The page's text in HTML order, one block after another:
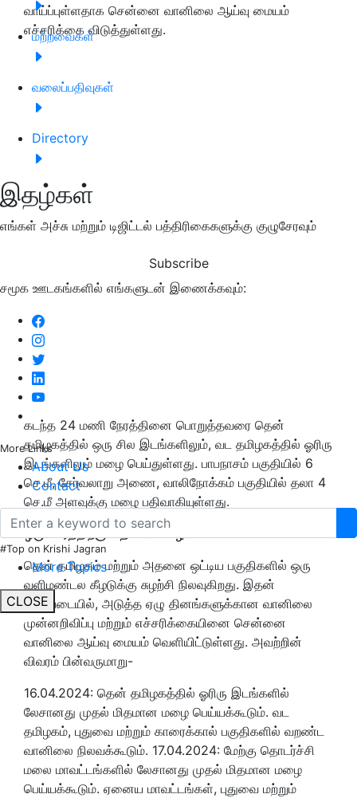
மற்றவைகள்
வலைப்பதிவுகள்
Directory
இதழ்கள்
எங்கள் அச்சு மற்றும் டிஜிட்டல் பத்திரிகைகளுக்கு குழுசேரவும்
Subscribe
சமூக ஊடகங்களில் எங்களுடன் இணைக்கவும்:
More Links
About Us
Contact
#Top on Krishi Jagran
More Topics
CLOSE
வாய்ப்புள்ளதாக சென்னை வானிலை ஆய்வு மையம்
எச்சரிக்கை விடுத்துள்ளது.
கடந்த 24 மணி நேரத்தினை பொறுத்தவரை தென்
தமிழகத்தில் ஒரு சில இடங்களிலும், வட தமிழகத்தில் ஓரிரு
இடங்களிலும் மழை பெய்துள்ளது. பாபநாசம் பகுதியில் 6
செ.மீ, சேர்வலாறு அணை, வாலிநோக்கம் பகுதியில் தலா 4
செ.மீ அளவுக்கு மழை பதிவாகியுள்ளது.
ஒரு வாரத்திற்கு மிதமான மழை:
தென் தமிழகம் மற்றும் அதனை ஒட்டிய பகுதிகளில் ஒரு
வளிமண்டல கீழடுக்கு சுழற்சி நிலவுகிறது. இதன்
அடிப்படையில், அடுத்த ஏழு தினங்களுக்கான வானிலை
முன்னறிவிப்பு மற்றும் எச்சரிக்கையினை சென்னை
வானிலை ஆய்வு மையம் வெளியிட்டுள்ளது. அவற்றின்
விவரம் பின்வருமாறு-
16.04.2024: தென் தமிழகத்தில் ஓரிரு இடங்களில்
லேசானது முதல் மிதமான மழை பெய்யக்கூடும். வட
தமிழகம், புதுவை மற்றும் காரைக்கால் பகுதிகளில் வறண்ட
வானிலை நிலவக்கூடும். 17.04.2024: மேற்கு தொடர்ச்சி
மலை மாவட்டங்களில் லேசானது முதல் மிதமான மழை
பெய்யக்கூடும். ஏனைய மாவட்டங்கள், புதுவை மற்றும்